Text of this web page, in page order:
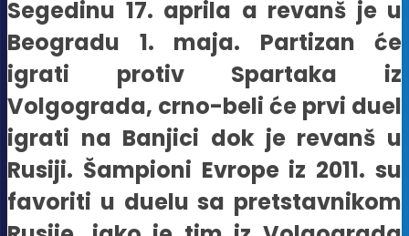
Segedinu 17. aprila a revanš je u
Beogradu 1. maja. Partizan će
igrati protiv Spartaka iz
Volgograda, crno-beli će prvi duel
igrati na Banjici dok je revanš u
Rusiji. Šampioni Evrope iz 2011. su
favoriti u duelu sa pretstavnikom